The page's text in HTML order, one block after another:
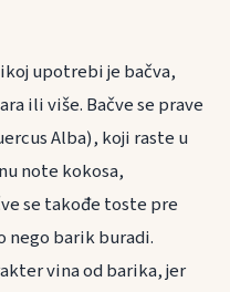
upotrebi je bačva,
ili više. Bačve se prave
Alba), koji raste u
note kokosa,
se takođe toste pre
barik buradi.
vina od barika, jer